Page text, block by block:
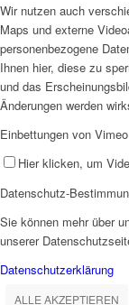
Wir nutzen auch
Maps und externe
personenbezogene
Ihnen hier, diese zu
und das
Änderungen werden
Einbettungen von
Hier klicken, um
Datenschutz-
Sie können mehr über
unserer
Datenschutzerklärung
ALLE AKZEPTIEREN